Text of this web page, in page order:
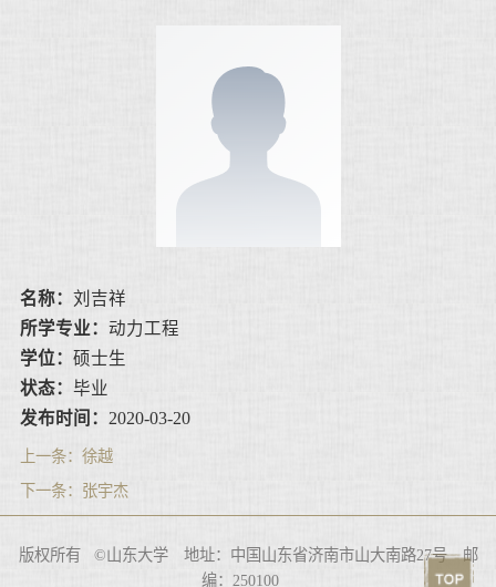
名称： 刘吉祥
所学专业： 动力工程
学位： 硕士生
状态： 毕业
发布时间： 2020-03-20
上一条： 徐越
下一条： 张宇杰
版权所有 ©山东大学 地址：中国山东省济南市山大南路27号 邮
编：250100